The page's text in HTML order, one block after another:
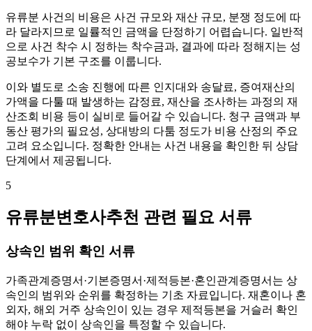
유류분 사건의 비용은 사건 규모와 재산 규모, 분쟁 정도에 따
라 달라지므로 일률적인 금액을 단정하기 어렵습니다. 일반적
으로 사건 착수 시 정하는 착수금과, 결과에 따라 정해지는 성
공보수가 기본 구조를 이룹니다.
이와 별도로 소송 진행에 따른 인지대와 송달료, 증여재산의
가액을 다툴 때 발생하는 감정료, 재산을 조사하는 과정의 재
산조회 비용 등이 실비로 들어갈 수 있습니다. 청구 금액과 부
동산 평가의 필요성, 상대방의 다툼 정도가 비용 산정의 주요
고려 요소입니다. 정확한 안내는 사건 내용을 확인한 뒤 상담
단계에서 제공됩니다.
5
유류분변호사추천 관련 필요 서류
상속인 범위 확인 서류
가족관계증명서·기본증명서·제적등본·혼인관계증명서는 상
속인의 범위와 순위를 확정하는 기초 자료입니다. 재혼이나 혼
외자, 해외 거주 상속인이 있는 경우 제적등본을 거슬러 확인
해야 누락 없이 상속인을 특정할 수 있습니다.